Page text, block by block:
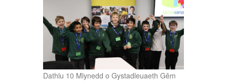
Dathlu 10 Mlynedd o Gystadleuaeth Gêm